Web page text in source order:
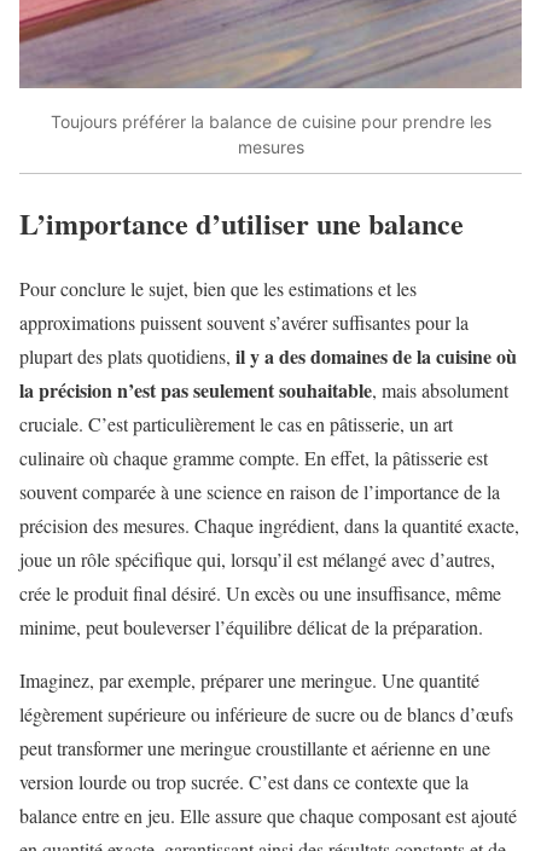
Toujours préférer la balance de cuisine pour prendre les
mesures
L’importance d’utiliser une balance
Pour conclure le sujet, bien que les estimations et les
approximations puissent souvent s’avérer suffisantes pour la
plupart des plats quotidiens, il y a des domaines de la cuisine où
la précision n’est pas seulement souhaitable, mais absolument
cruciale. C’est particulièrement le cas en pâtisserie, un art
culinaire où chaque gramme compte. En effet, la pâtisserie est
souvent comparée à une science en raison de l’importance de la
précision des mesures. Chaque ingrédient, dans la quantité exacte,
joue un rôle spécifique qui, lorsqu’il est mélangé avec d’autres,
crée le produit final désiré. Un excès ou une insuffisance, même
minime, peut bouleverser l’équilibre délicat de la préparation.
Imaginez, par exemple, préparer une meringue. Une quantité
légèrement supérieure ou inférieure de sucre ou de blancs d’œufs
peut transformer une meringue croustillante et aérienne en une
version lourde ou trop sucrée. C’est dans ce contexte que la
balance entre en jeu. Elle assure que chaque composant est ajouté